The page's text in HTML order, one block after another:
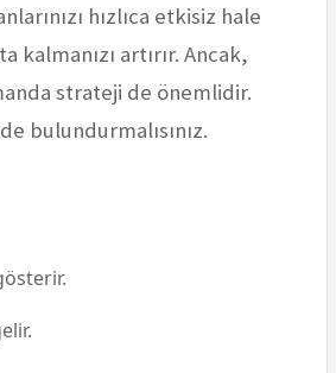
hızlıca etkisiz hale
artırır. Ancak,
strateji de önemlidir.
bulundurmalısınız.